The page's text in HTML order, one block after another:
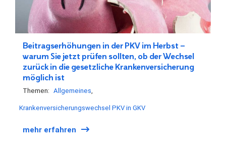
Beitragserhöhungen in der PKV im Herbst –
warum Sie jetzt prüfen sollten, ob der Wechsel
zurück in die gesetzliche Krankenversicherung
möglich ist
Themen: Allgemeines
Krankenversicherungswechsel PKV in GKV
mehr erfahren